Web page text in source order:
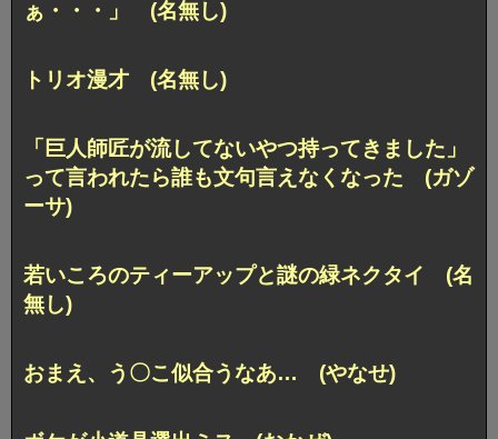
ぁ・・・」 (名無し)
トリオ漫才 (名無し)
「巨人師匠が流してないやつ持ってきました」
って言われたら誰も文句言えなくなった (ガゾ
ーサ)
若いころのティーアップと謎の緑ネクタイ (名
無し)
おまえ、う〇こ似合うなあ… (やなせ)